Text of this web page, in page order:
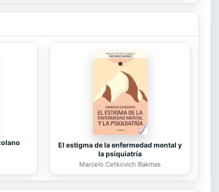
El estigma de la enfermedad mental y
la psiquiatría
Marcelo Cetkovich Bakmas